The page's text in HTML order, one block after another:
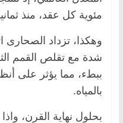
مئوية كل عقد، منذ
وهكذا، تزداد الصحارى
شدة مع تقلص القمم
ببطء، مما يؤثر على
بالمياه.
بحلول نهاية القرن،